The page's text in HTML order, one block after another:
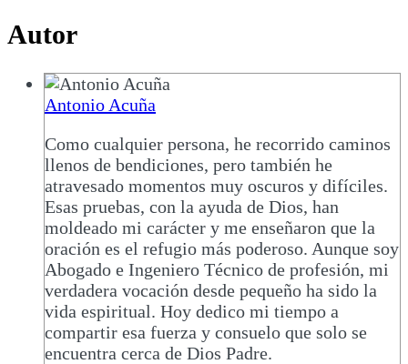
Autor
Antonio Acuña
Como cualquier persona, he recorrido caminos
llenos de bendiciones, pero también he
atravesado momentos muy oscuros y difíciles.
Esas pruebas, con la ayuda de Dios, han
moldeado mi carácter y me enseñaron que la
oración es el refugio más poderoso. Aunque soy
Abogado e Ingeniero Técnico de profesión, mi
verdadera vocación desde pequeño ha sido la
vida espiritual. Hoy dedico mi tiempo a
compartir esa fuerza y consuelo que solo se
encuentra cerca de Dios Padre.